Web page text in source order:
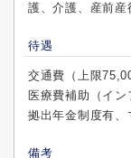
護、介護、産前産
待遇
交通費（上限
医療費補助（イ
拠出年金制度有、
備考